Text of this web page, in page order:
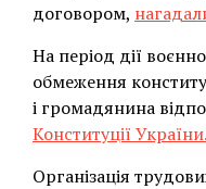
договором,
На період дії
обмеження
і громадянина
Конституції України.
Організація